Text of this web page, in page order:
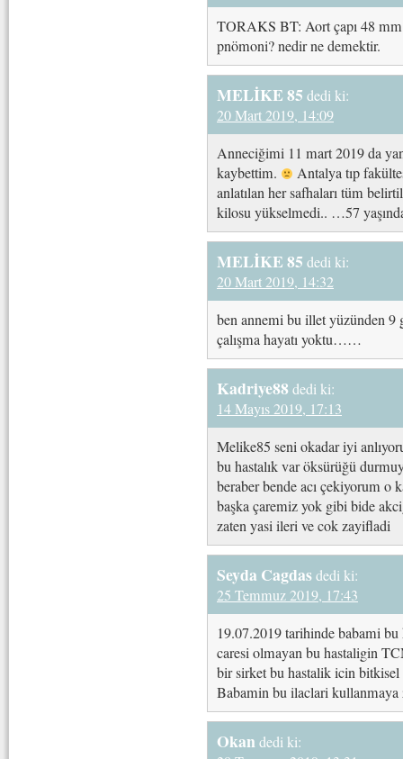
TORAKS BT: Aort çapı 48
pnömoni? nedir ne demektir.
MELİKE 85 dedi ki:
20 Mart 2019, 14:09
Anneciğimi 11 mart 2019 da
kaybettim.
Antalya tıp
anlatılan her safhaları tüm
kilosu yükselmedi.. …57
MELİKE 85 dedi ki:
20 Mart 2019, 14:32
ben annemi bu illet yüzünden
çalışma hayatı yoktu……
Kadriye88 dedi ki:
14 Mayıs 2019, 17:13
Melike85 seni okadar iyi
bu hastalık var öksürüğü
beraber bende acı çekiyorum o
başka çaremiz yok gibi bide
zaten yasi ileri ve cok zayifladi
Seyda Cagdasdedi ki:
25 Temmuz 2019, 17:43
19.07.2019 tarihinde babami
caresi olmayan bu hastaligin
bir sirket bu hastalik icin
Babamin bu ilaclari
Okandedi ki: